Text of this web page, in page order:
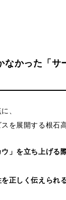
なかった「サ
、
を展開する根石高
」を立ち上げる際
正しく伝えられ